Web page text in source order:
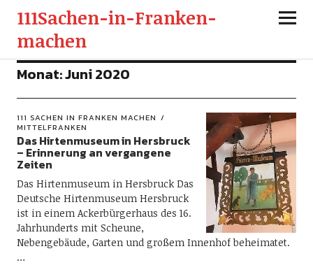
111Sachen-in-Franken-
machen
Monat:Juni 2020
111 SACHEN IN FRANKEN MACHEN
MITTELFRANKEN
Das Hirtenmuseum in Hersbruck
– Erinnerung an vergangene
Zeiten
Das Hirtenmuseum in Hersbruck Das
Deutsche Hirtenmuseum Hersbruck
ist in einem Ackerbürgerhaus des 16.
Jahrhunderts mit Scheune,
Nebengebäude, Garten und großem Innenhof beheimatet.
…